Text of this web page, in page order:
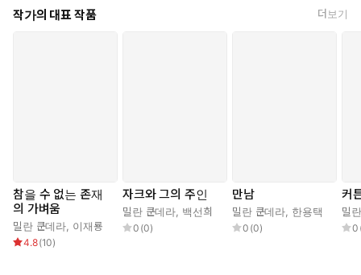
할 것”이라는 쿤데라의 말처럼, 이 작품은 역사에서 태어났으되, 역
이요 직선이 아닌 반복서술, 그리고 가벼움과 무거움이라는 이분
법의 와해, 그런 메타포에서 탄생한 인물들. 쿤데라는 시간의 흐
름을 따르는 매끄러움과 개연성을 거부하는 실험적인 기법들을
통해, 인간의 욕망과 아픔과 삶의 한계를 표현하고 있다. —권택
고 저서가 압수되는 수모를 겪었다. 『농담』과 『우스운 사랑』 2
권만이 쿤데라가 고국 체코에서 발표할 수밖에 없었다.
그의 제자들이었다.
소련 침공과 ‘프라하의 봄’ 무렵의 숙청으로 인하여 그의 처지는 참을
수 없는 지경에 이르렀다. 그의 책들은 도서관에서 제거되었고 그 자
신은 글쓰는 것도 가르치는 것도 금지되는 역경을 만났다. 1975년
작가의 대표 작품 더보기
참을 수 없는 존재
의 가벼움
밀란 쿤데라, 이재룡
4.8(10)
자크와 그의 주인
밀란 쿤데라, 백선희
0 (0)
만남
밀란 쿤데라, 한용택
0 (0)
커
밀
0